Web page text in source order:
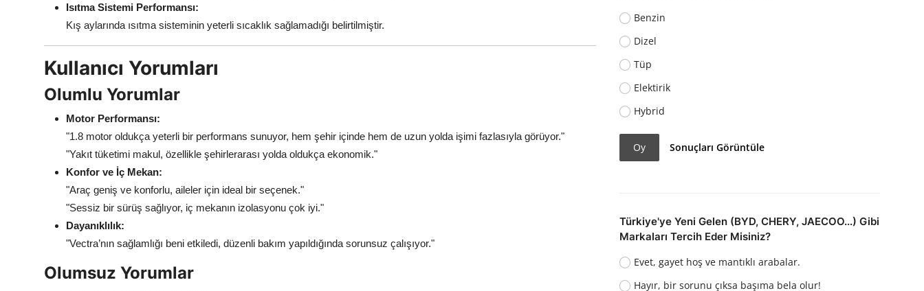
Isıtma Sistemi Performansı:
Kış aylarında ısıtma sisteminin yeterli sıcaklık sağlamadığı belirtilmiştir.
Kullanıcı Yorumları
Olumlu Yorumlar
Motor Performansı:
"1.8 motor oldukça yeterli bir performans sunuyor, hem şehir içinde hem de uzun yolda işimi fazlasıyla görüyor."
"Yakıt tüketimi makul, özellikle şehirlerarası yolda oldukça ekonomik."
Konfor ve İç Mekan:
"Araç geniş ve konforlu, aileler için ideal bir seçenek."
"Sessiz bir sürüş sağlıyor, iç mekanın izolasyonu çok iyi."
Dayanıklılık:
"Vectra’nın sağlamlığı beni etkiledi, düzenli bakım yapıldığında sorunsuz çalışıyor."
Olumsuz Yorumlar
Benzin
Dizel
Tüp
Elektirik
Hybrid
Oy Sonuçları Görüntüle
Türkiye'ye Yeni Gelen (BYD, CHERY, JAECOO...) Gibi
Markaları Tercih Eder Misiniz?
Evet, gayet hoş ve mantıklı arabalar.
Hayır, bir sorunu çıksa başıma bela olur!